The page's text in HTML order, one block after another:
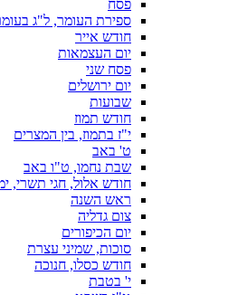
פסח
ספירת העומר, ל"ג
חודש אייר
יום העצמאות
פסח שני
יום ירושלים
שבועות
חודש תמוז
י"ז בתמוז, בין המצרים
ט' באב
שבת נחמו, ט"ו באב
חודש אלול, חגי תשרי,
ראש השנה
צום גדליה
יום הכיפורים
סוכות, שמיני עצרת
חודש כסלו, חנוכה
י' בטבת